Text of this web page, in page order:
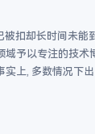
扣却长时间未能
予以专注的技术
上, 多数情况下出